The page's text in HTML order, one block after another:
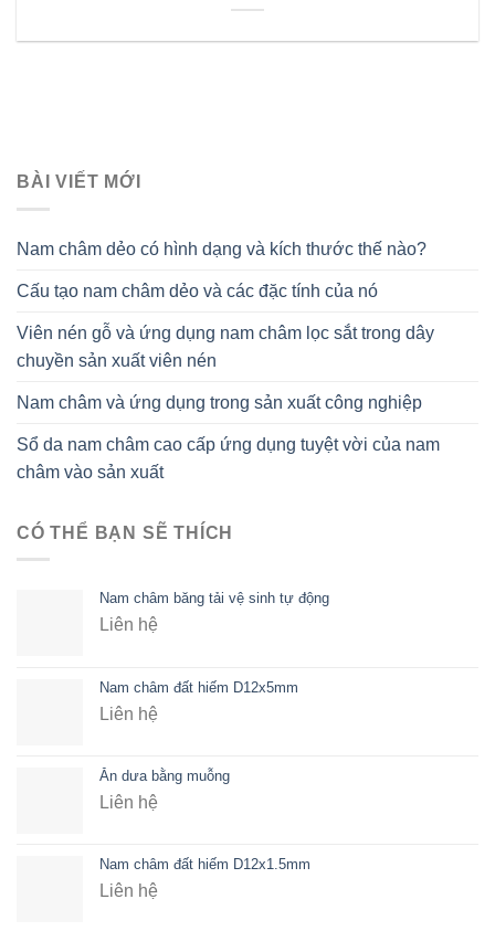
BÀI VIẾT MỚI
Nam châm dẻo có hình dạng và kích thước thế nào?
Cấu tạo nam châm dẻo và các đặc tính của nó
Viên nén gỗ và ứng dụng nam châm lọc sắt trong dây
chuyền sản xuất viên nén
Nam châm và ứng dụng trong sản xuất công nghiệp
Sổ da nam châm cao cấp ứng dụng tuyệt vời của nam
châm vào sản xuất
CÓ THỂ BẠN SẼ THÍCH
Nam châm băng tải vệ sinh tự động
Liên hệ
Nam châm đất hiếm D12x5mm
Liên hệ
Ăn dưa bằng muỗng
Liên hệ
Nam châm đất hiếm D12x1.5mm
Liên hệ